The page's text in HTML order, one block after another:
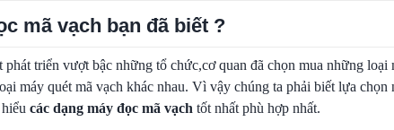
mã vạch bạn đã biết ?
phát triển vượt bậc những tổ chức,cơ quan đã chọn mua những
máy quét mã vạch khác nhau. Vì vậy chúng ta phải biết lựa
các dạng máy đọc mã vạch tốt nhất phù hợp nhất.